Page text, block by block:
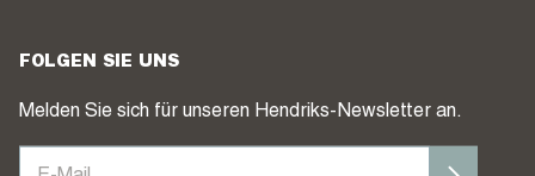
FOLGEN SIE UNS
Melden Sie sich für unseren Hendriks-Newsletter an.